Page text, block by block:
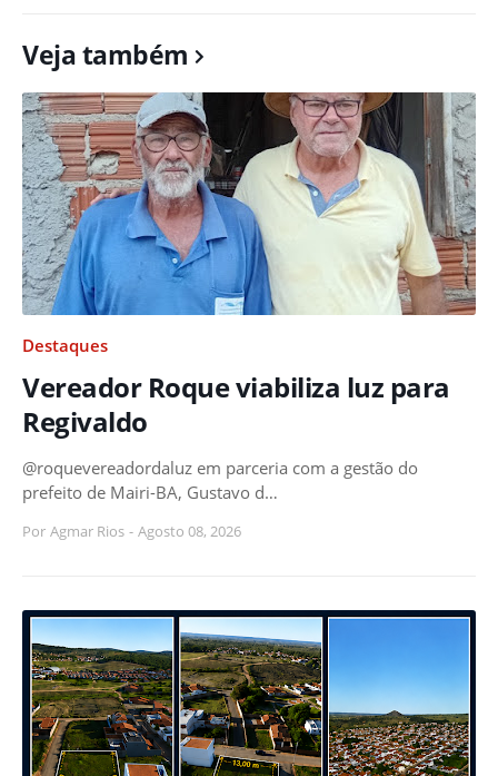
Veja também
Destaques
Vereador Roque viabiliza luz para
Regivaldo
@roquevereadordaluz em parceria com a gestão do
prefeito de Mairi-BA, Gustavo d…
Por Agmar Rios - Agosto 08, 2026